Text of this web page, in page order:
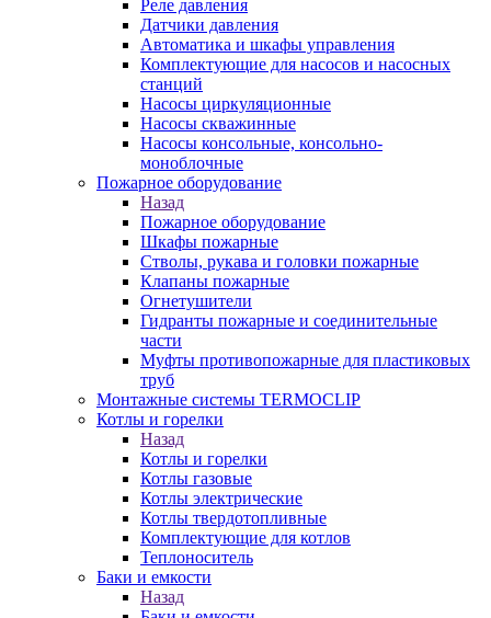
Реле давления
Датчики давления
Автоматика и шкафы управления
Комплектующие для насосов и насосных
станций
Насосы циркуляционные
Насосы скважинные
Насосы консольные, консольно-
моноблочные
Пожарное оборудование
Назад
Пожарное оборудование
Шкафы пожарные
Стволы, рукава и головки пожарные
Клапаны пожарные
Огнетушители
Гидранты пожарные и соединительные
части
Муфты противопожарные для пластиковых
труб
Монтажные системы TERMOCLIP
Котлы и горелки
Назад
Котлы и горелки
Котлы газовые
Котлы электрические
Котлы твердотопливные
Комплектующие для котлов
Теплоноситель
Баки и емкости
Назад